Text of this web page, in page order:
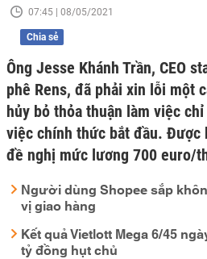
07:45 | 08/05/2021
Chia sẻ
Ông Jesse Khánh Trần, CEO
phê Rens, đã phải xin lỗi một
hủy bỏ thỏa thuận làm việc
việc chính thức bắt đầu. Được
đề nghị mức lương 700 euro/
Người dùng Shopee sắp
vị giao hàng
Kết quả Vietlott Mega 6/45
tỷ đồng hụt chủ